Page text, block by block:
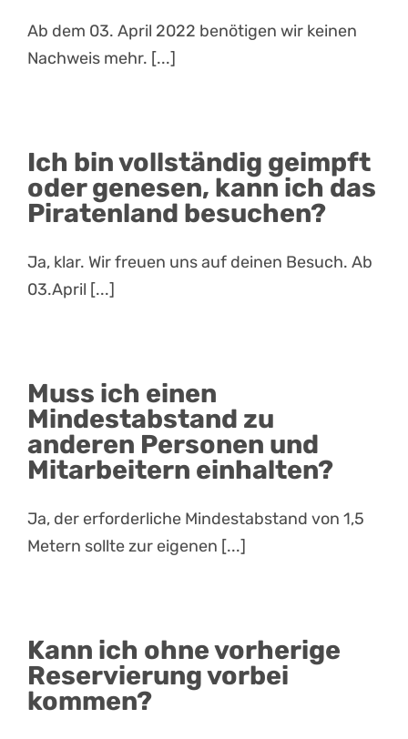
Ab dem 03. April 2022 benötigen wir keinen
Nachweis mehr. [...]
Ich bin vollständig geimpft
oder genesen, kann ich das
Piratenland besuchen?
Ja, klar. Wir freuen uns auf deinen Besuch. Ab
03.April [...]
Muss ich einen
Mindestabstand zu
anderen Personen und
Mitarbeitern einhalten?
Ja, der erforderliche Mindestabstand von 1,5
Metern sollte zur eigenen [...]
Kann ich ohne vorherige
Reservierung vorbei
kommen?